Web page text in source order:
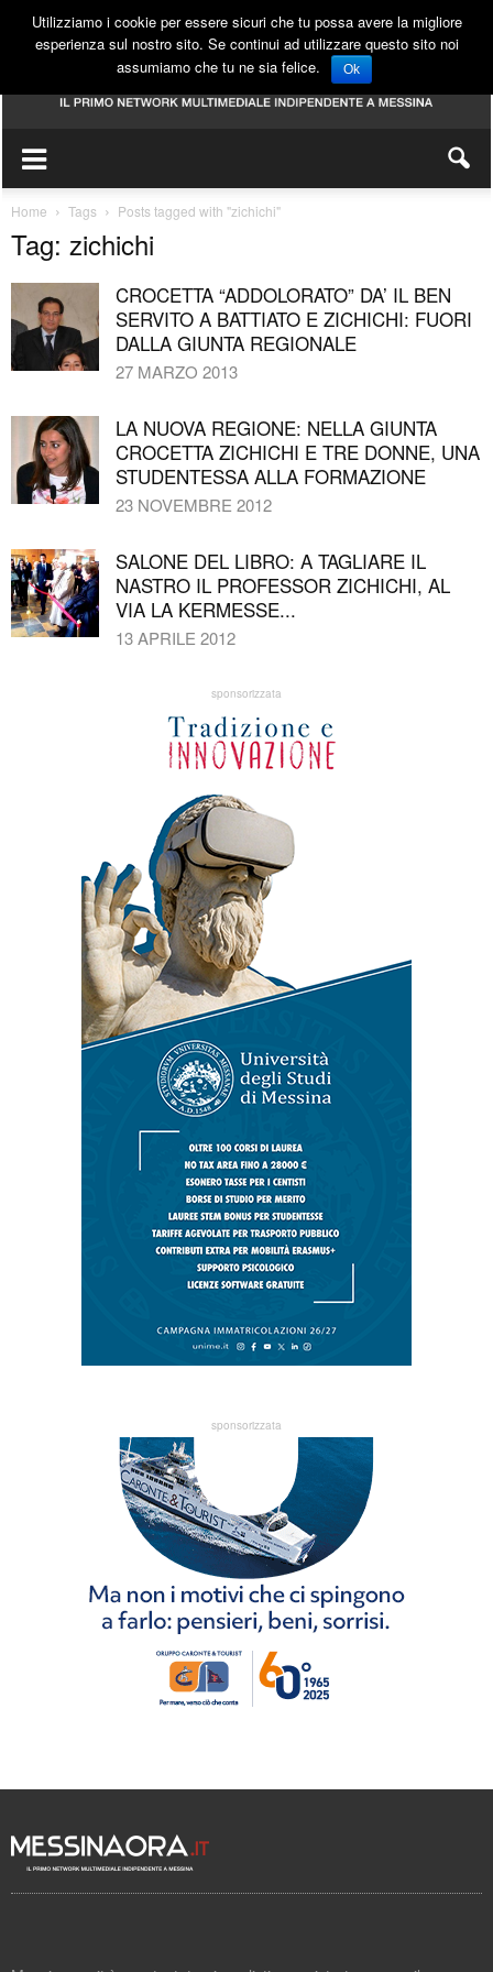
Home Tags Posts tagged with "zichichi"
Tag: zichichi
CROCETTA “ADDOLORATO” DA’ IL BEN
SERVITO A BATTIATO E ZICHICHI: FUORI
DALLA GIUNTA REGIONALE
27 MARZO 2013
LA NUOVA REGIONE: NELLA GIUNTA
CROCETTA ZICHICHI E TRE DONNE, UNA
STUDENTESSA ALLA FORMAZIONE
23 NOVEMBRE 2012
SALONE DEL LIBRO: A TAGLIARE IL
NASTRO IL PROFESSOR ZICHICHI, AL
VIA LA KERMESSE...
13 APRILE 2012
sponsorizzata
sponsorizzata
Utilizziamo i cookie per essere sicuri che tu possa avere la migliore
esperienza sul nostro sito. Se continui ad utilizzare questo sito noi
assumiamo che tu ne sia felice.
Ok